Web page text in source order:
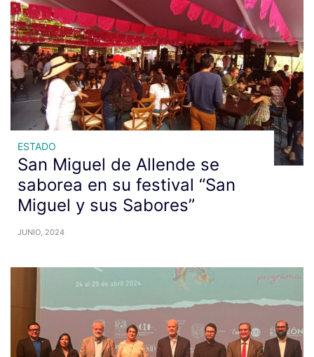
ESTADO
San Miguel de Allende se
saborea en su festival “San
Miguel y sus Sabores”
JUNIO, 2024